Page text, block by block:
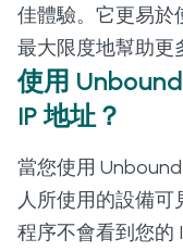
佳體驗。它更易於
最大限度地幫助更
使用
IP 地址？
當您使用
人所使用的設備可
程序不會看到您的